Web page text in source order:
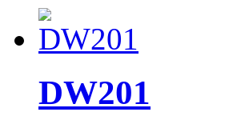
DW201